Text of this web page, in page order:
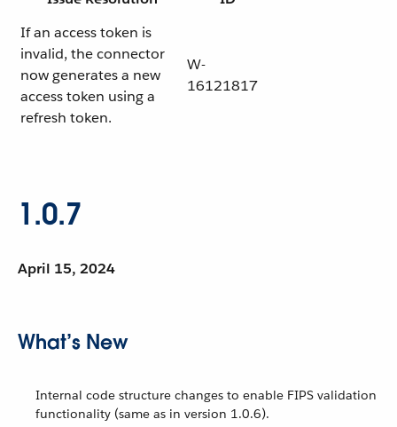
If an access token is
invalid, the connector
now generates a new
access token using a
refresh token.
W-
16121817
1.0.7
April 15, 2024
What’s New
Internal code structure changes to enable FIPS validation
functionality (same as in version 1.0.6).